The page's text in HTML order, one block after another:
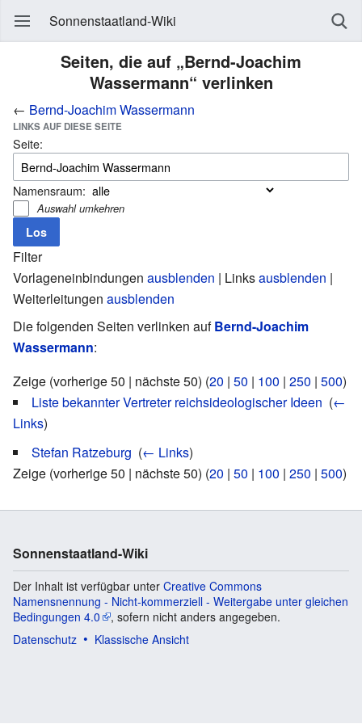
Sonnenstaatland-Wiki
Seiten, die auf „Bernd-Joachim
Wassermann“ verlinken
← Bernd-Joachim Wassermann
LINKS AUF DIESE SEITE
Seite:
Namensraum:
Auswahl umkehren
Filter
Vorlageneinbindungen ausblenden | Linksausblenden |
Weiterleitungen ausblenden
Die folgenden Seiten verlinken aufBernd-Joachim
Wassermann:
Zeige (vorherige 50 | nächste 50) (20 | 50 | 100 | 250 | 500)
Liste bekannter Vertreter reichsideologischer Ideen (←
Links)
Stefan Ratzeburg (← Links)
Zeige (vorherige 50 | nächste 50) (20 | 50 | 100 | 250 | 500)
Sonnenstaatland-Wiki
Der Inhalt ist verfügbar unter Creative Commons
Namensnennung - Nicht-kommerziell - Weitergabe unter gleichen
Bedingungen 4.0
, sofern nicht anders angegeben.
Datenschutz
Klassische Ansicht